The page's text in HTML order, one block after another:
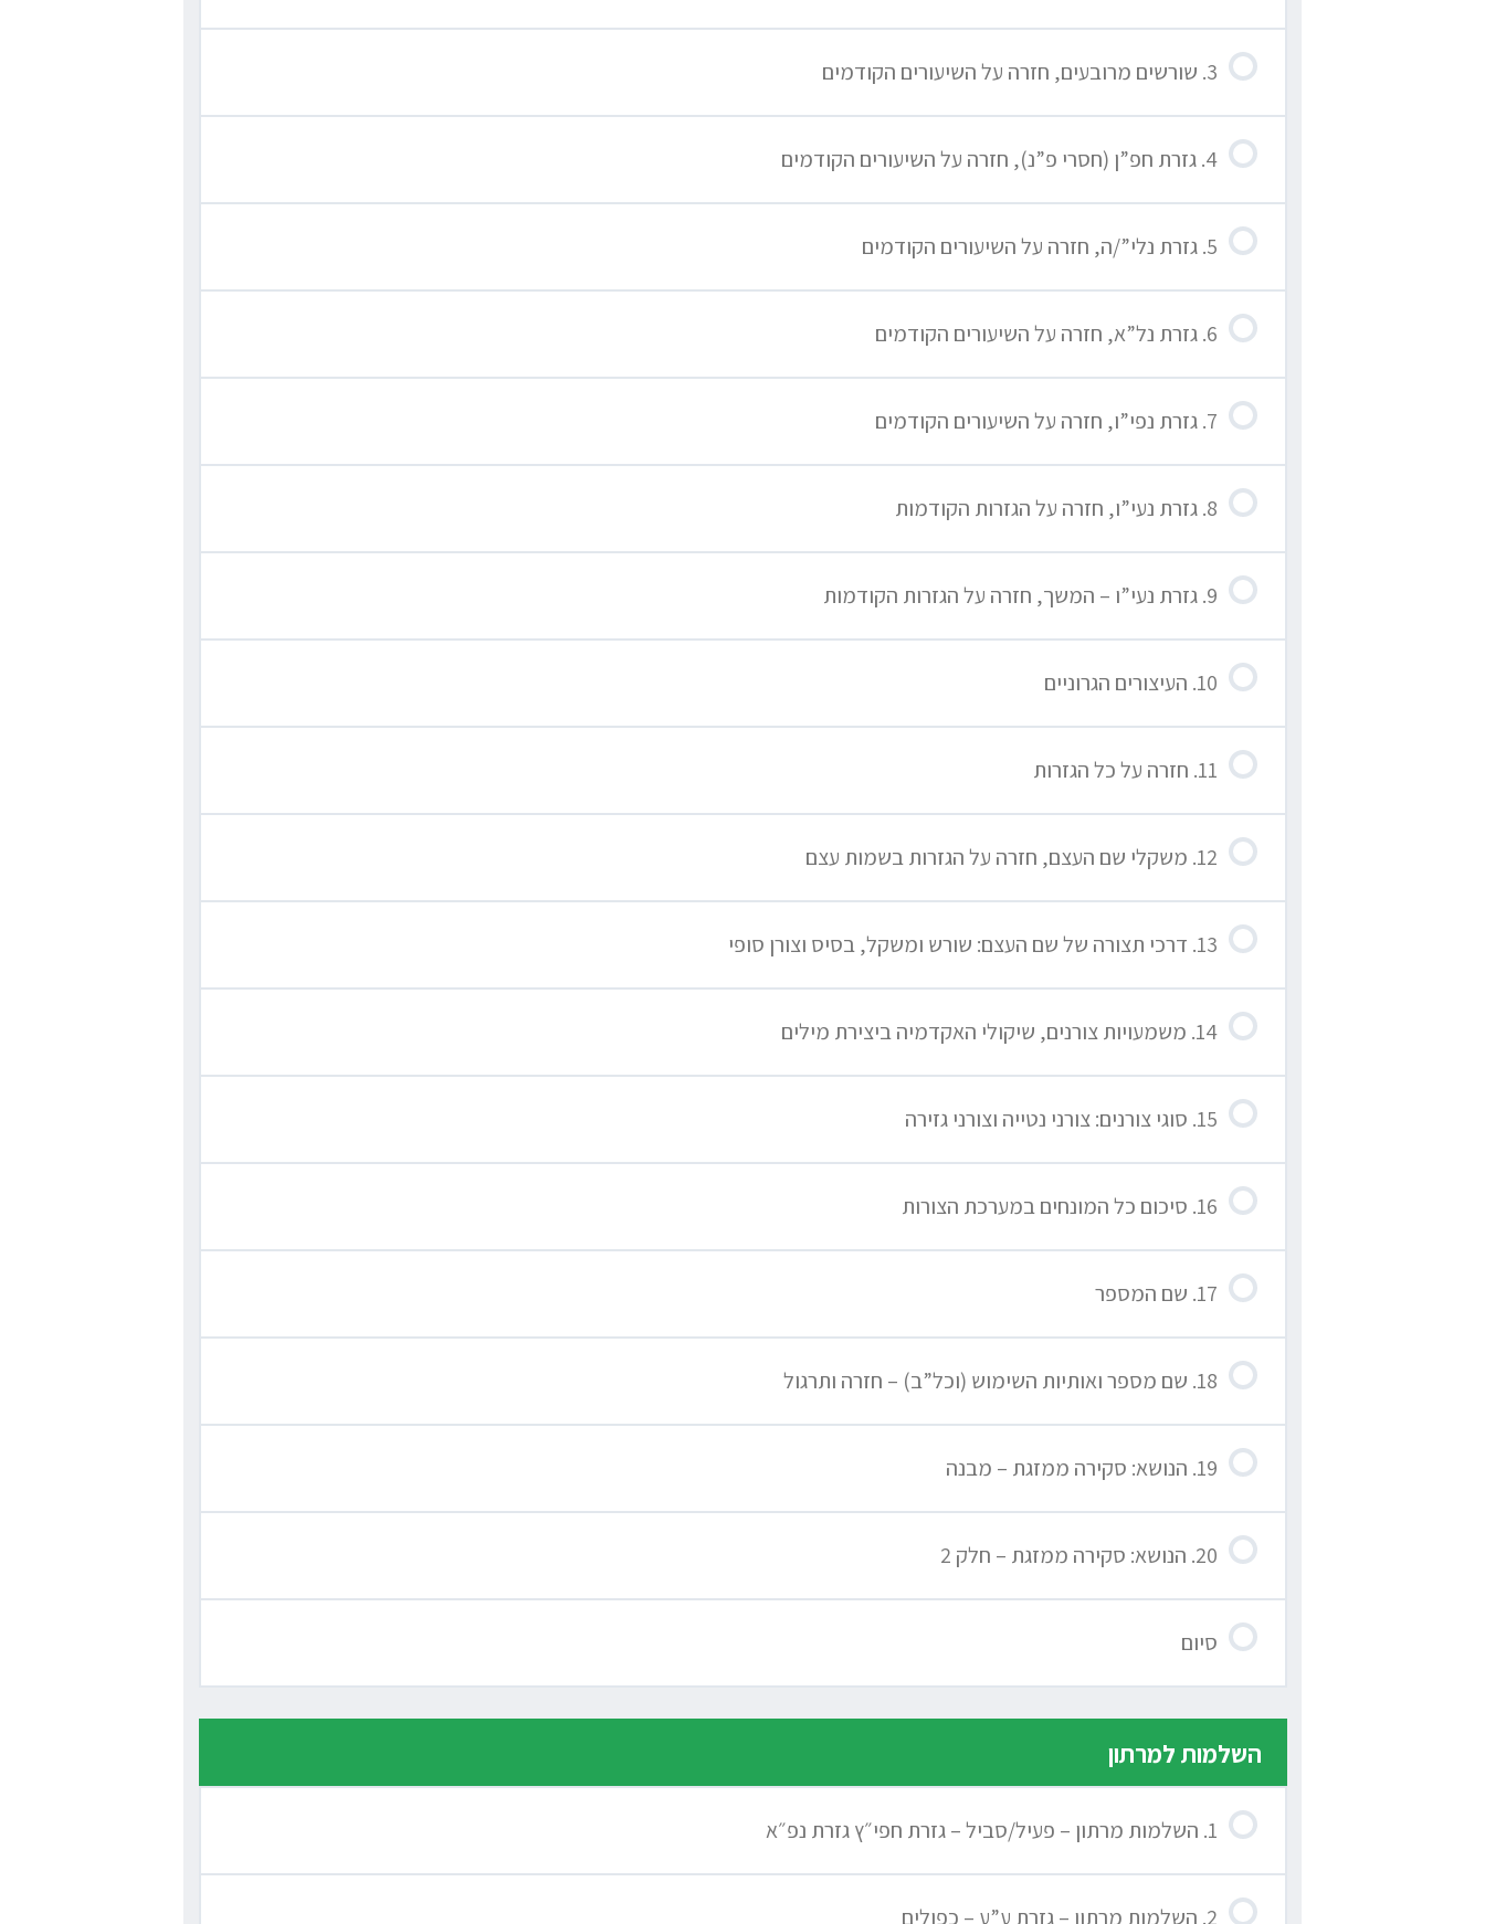
3. שורשים מרובעים, חזרה על השיעורים הקודמים
4. גזרת חפ”ן (חסרי פ”נ), חזרה על השיעורים הקודמים
5. גזרת נלי”/ה, חזרה על השיעורים הקודמים
6. גזרת נל”א, חזרה על השיעורים הקודמים
7. גזרת נפי”ו, חזרה על השיעורים הקודמים
8. גזרת נעי”ו, חזרה על הגזרות הקודמות
9. גזרת נעי”ו – המשך, חזרה על הגזרות הקודמות
10. העיצורים הגרוניים
11. חזרה על כל הגזרות
12. משקלי שם העצם, חזרה על הגזרות בשמות עצם
13. דרכי תצורה של שם העצם: שורש ומשקל, בסיס וצורן סופי
14. משמעויות צורנים, שיקולי האקדמיה ביצירת מילים
15. סוגי צורנים: צורני נטייה וצורני גזירה
16. סיכום כל המונחים במערכת הצורות
17. שם המספר
18. שם מספר ואותיות השימוש (וכל”ב) – חזרה ותרגול
19. הנושא: סקירה ממזגת – מבנה
20. הנושא: סקירה ממזגת – חלק 2
סיום
השלמות למרתון
1. השלמות מרתון – פעיל/סביל – גזרת חפי״ץ גזרת נפ״א
2. השלמות מרתון – גזרת ע”ע – כפולים